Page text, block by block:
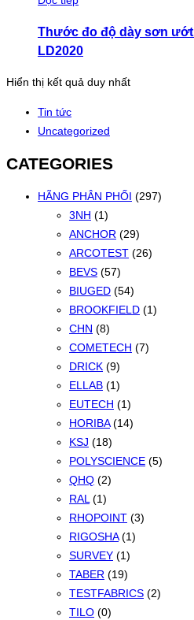
Thước đo độ dày sơn ướt
LD2020
Hiển thị kết quả duy nhất
Tin tức
Uncategorized
CATEGORIES
HÃNG PHÂN PHỐI (297)
3NH (1)
ANCHOR (29)
ARCOTEST (26)
BEVS (57)
BIUGED (54)
BROOKFIELD (1)
CHN (8)
COMETECH (7)
DRICK (9)
ELLAB (1)
EUTECH (1)
HORIBA (14)
KSJ (18)
POLYSCIENCE (5)
QHQ (2)
RAL (1)
RHOPOINT (3)
RIGOSHA (1)
SURVEY (1)
TABER (19)
TESTFABRICS (2)
TILO (0)